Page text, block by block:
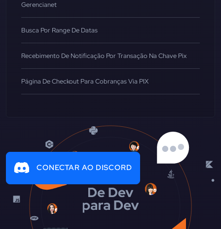
Gerencianet
Busca Por Range De Datas
Recebimento De Notificação Por Transação Na Chave Pix
Página De Checkout Para Cobranças Via PIX
CONECTAR AO DISCORD